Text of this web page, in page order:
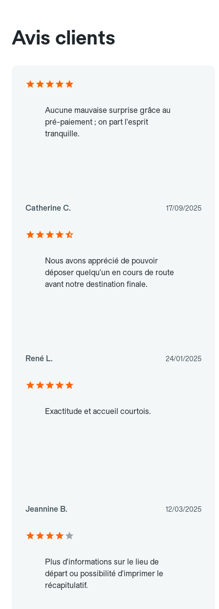
Avis clients
Aucune mauvaise surprise grâce au
pré-paiement ; on part l'esprit
tranquille.
Catherine C. 17/09/2025
Nous avons apprécié de pouvoir
déposer quelqu'un en cours de route
avant notre destination finale.
René L. 24/01/2025
Exactitude et accueil courtois.
Jeannine B. 12/03/2025
Plus d'informations sur le lieu de
départ ou possibilité d'imprimer le
récapitulatif.